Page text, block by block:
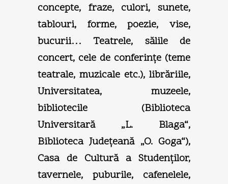
concepte, fraze, culori, sunete,
tablouri, forme, poezie, vise,
bucurii… Teatrele, sălile de
concert, cele de conferinţe (teme
teatrale, muzicale etc.), librăriile,
Universitatea, muzeele,
bibliotecile (Biblioteca
Universitară „L. Blaga“,
Biblioteca Judeţeană „O. Goga“),
Casa de Cultură a Studenţilor,
tavernele, puburile, cafenelele,